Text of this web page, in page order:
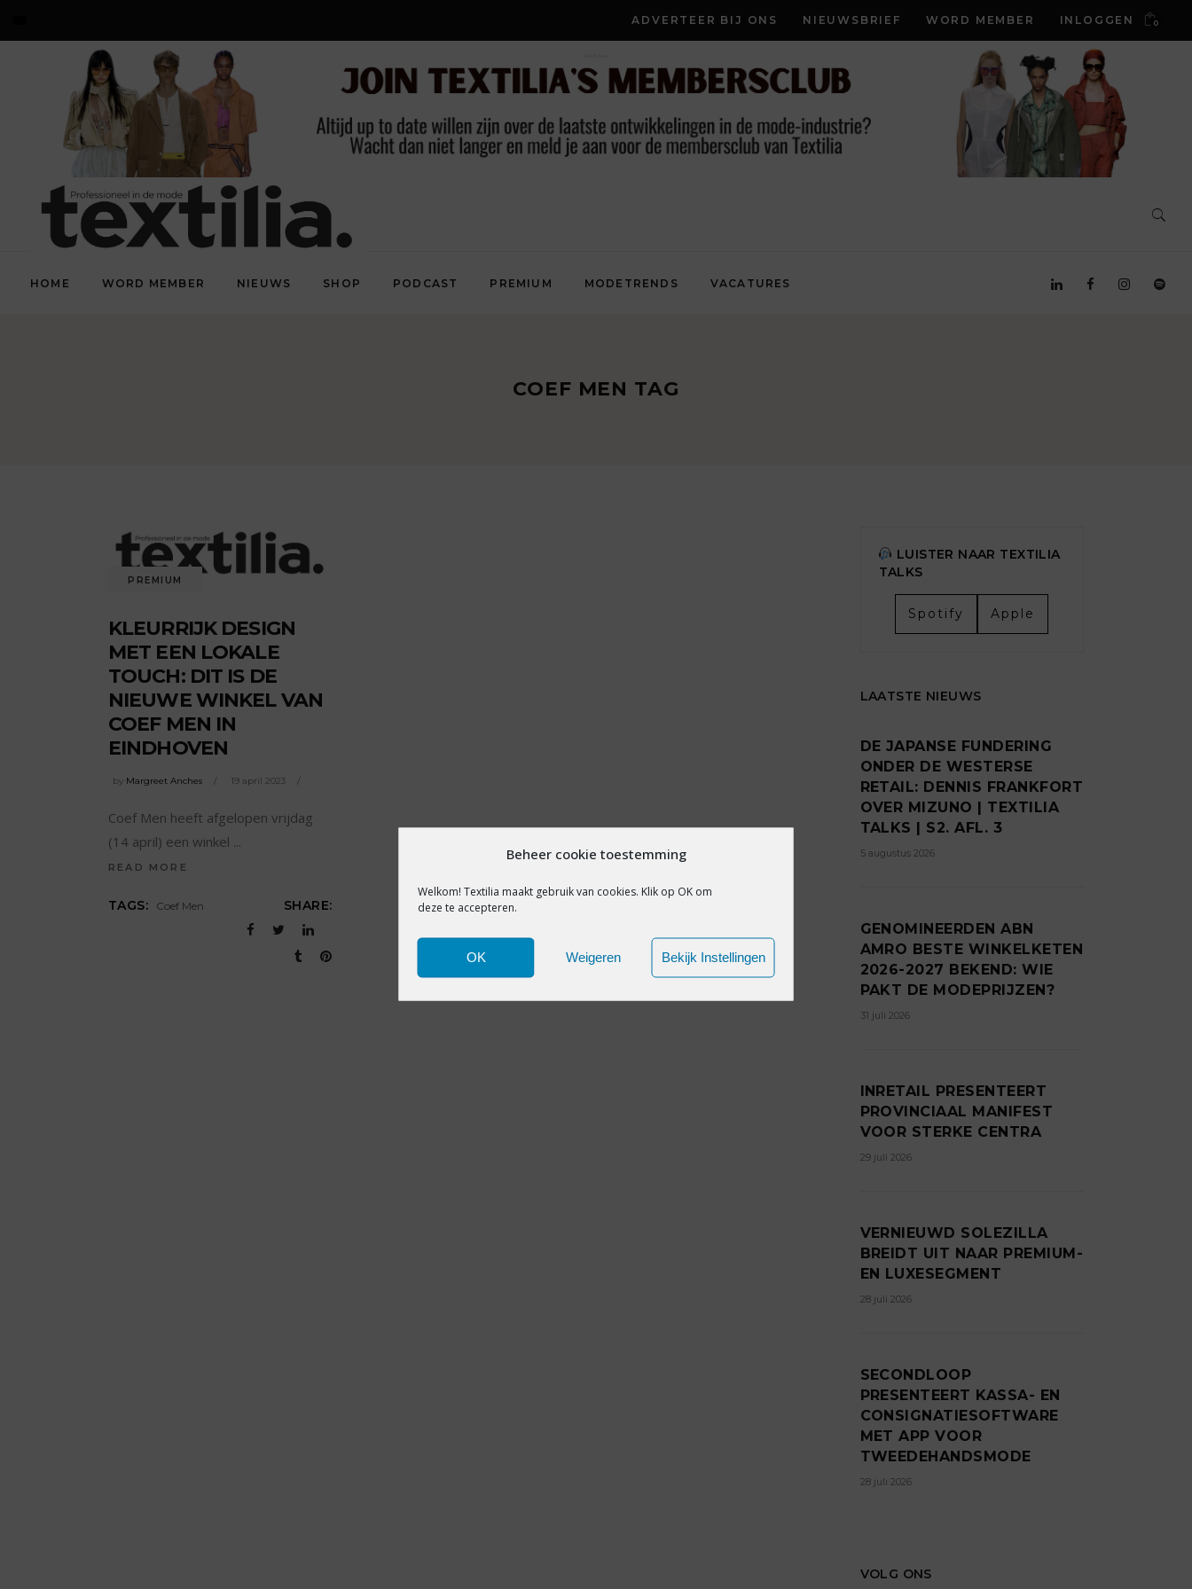
Beheer cookie toestemming
Welkom! Textilia maakt gebruik van cookies. Klik op OK om
deze te accepteren.
OK Weigeren Bekijk Instellingen
ADVERTEER BIJ ONS NIEUWSBRIEF WORD MEMBER INLOGGEN 0
HOME WORD MEMBER NIEUWS SHOP PODCAST PREMIUM MODETRENDS VACATURES
COEF MEN TAG
PREMIUM
KLEURRIJK DESIGN
MET EEN LOKALE
TOUCH: DIT IS DE
NIEUWE WINKEL VAN
COEF MEN IN
EINDHOVEN
by Margreet Anches 19 april 2023
Coef Men heeft afgelopen vrijdag
(14 april) een winkel
READ MORE
TAGS: Coef Men SHARE:
LUISTER NAAR TEXTILIA
TALKS
Spotify Apple
LAATSTE NIEUWS
DE JAPANSE FUNDERING
ONDER DE WESTERSE
RETAIL: DENNIS FRANKFORT
OVER MIZUNO | TEXTILIA
TALKS | S2. AFL. 3
5 augustus 2026
GENOMINEERDEN ABN
AMRO BESTE WINKELKETEN
2026-2027 BEKEND: WIE
PAKT DE MODEPRIJZEN?
31 juli 2026
INRETAIL PRESENTEERT
PROVINCIAAL MANIFEST
VOOR STERKE CENTRA
29 juli 2026
VERNIEUWD SOLEZILLA
BREIDT UIT NAAR PREMIUM-
EN LUXESEGMENT
28 juli 2026
SECONDLOOP
PRESENTEERT KASSA- EN
CONSIGNATIESOFTWARE
MET APP VOOR
TWEEDEHANDSMODE
28 juli 2026
VOLG ONS